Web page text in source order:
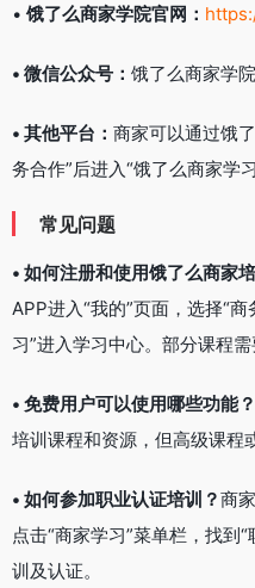
• 饿了么商家学院官网：
• 微信公众号： 饿了么商家学院
• 其他平台： 商家可以通过饿
务合作”后进入“饿了么商家学
常见问题
• 如何注册和使用饿了么商家
APP进入“我的”页面，选择“
习”进入学习中心。部分课程需
• 免费用户可以使用哪些功能？
培训课程和资源，但高级课程
• 如何参加职业认证培训？商
点击“商家学习”菜单栏，找到
训及认证。